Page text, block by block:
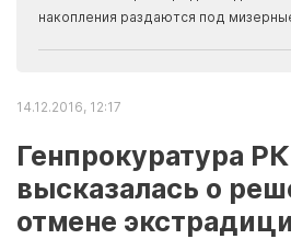
накопления раздаются под
14.12.2016, 12:17
Генпрокуратура РК
высказалась о
отмене